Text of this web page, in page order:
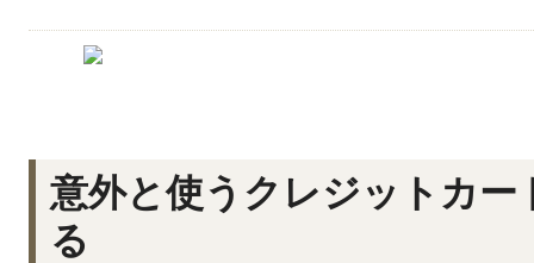
意外と使うクレジットカ
る